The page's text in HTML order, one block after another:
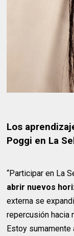
Los
Poggi en La
“Participar en La
abrir nuevos
externa se
repercusión
Estoy